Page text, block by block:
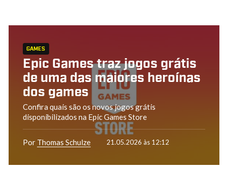
GAMES
Epic Games traz jogos grátis
de uma das maiores heroínas
dos games
Confira quais são os novos jogos grátis
disponibilizados na Epic Games Store
Por Thomas Schulze 21.05.2026 às 12:12